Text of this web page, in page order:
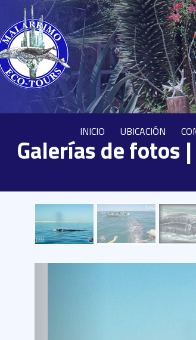
INICIO UBICACIÓN
Galerías de fotos